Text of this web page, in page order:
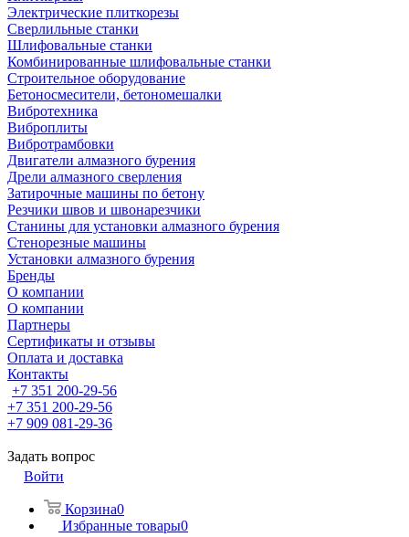
Электрические плиткорезы
Сверлильные станки
Шлифовальные станки
Комбинированные шлифовальные станки
Строительное оборудование
Бетоносмесители, бетономешалки
Вибротехника
Виброплиты
Вибротрамбовки
Двигатели алмазного бурения
Дрели алмазного сверления
Затирочные машины по бетону
Резчики швов и швонарезчики
Станины для установки алмазного бурения
Стенорезные машины
Установки алмазного бурения
Бренды
О компании
О компании
Партнеры
Cертификаты и отзывы
Оплата и доставка
Контакты
+7 351 200-29-56
+7 351 200-29-56
+7 909 081-29-36
Задать вопрос
Войти
Корзина0
Избранные товары0